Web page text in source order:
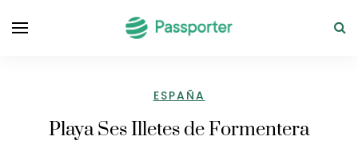
ESPAÑA
Playa Ses Illetes de Formentera